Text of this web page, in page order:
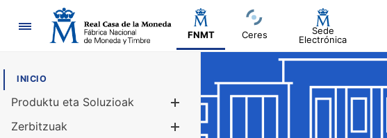
Nabigazioa
FNMT Ceres
Sede
Electrónica
INICIO
Produktu eta Soluzioak
Erakutsi/Ezkutatu
Zerbitzuak